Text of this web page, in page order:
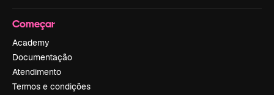
Começar
Academy
Documentação
Atendimento
Termos e condições